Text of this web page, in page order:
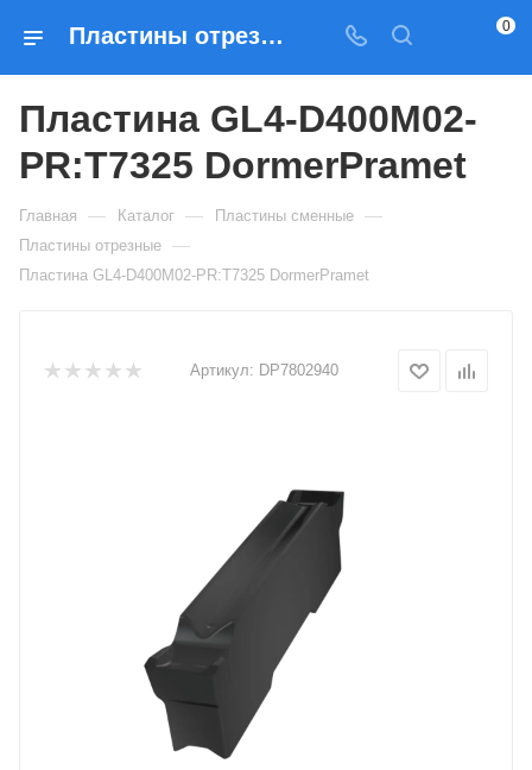
Пластины отрезные Пластина GL4-D400M02-PR:T7325 DormerPramet — купить по выгодным ценам в Москве 0
Пластина GL4-D400M02-
PR:T7325 DormerPramet
Главная — Каталог — Пластины сменные —
Пластины отрезные —
Пластина GL4-D400M02-PR:T7325 DormerPramet
Артикул: DP7802940